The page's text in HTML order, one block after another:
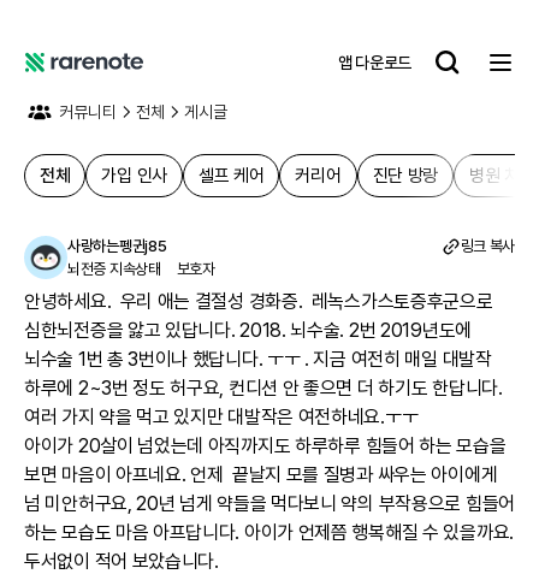
어
트
앱 다운로드
커뮤니티 전체 게시글
전체 가입 인사 셀프 케어 커리어 진단 방랑 병원 치료
사랑하는펭귄j85
뇌전증 지속상태
보호자
링크 복사
안녕하세요.  우리 애는 결절성 경화증.  레녹스가스토증후군으로
심한뇌전증을 앓고 있답니다. 2018. 뇌수술. 2번 2019년도에
뇌수술 1번 총 3번이나 했답니다. ㅜㅜ . 지금 여전히 매일 대발작
하루에 2~3번 정도 허구요, 컨디션 안 좋으면 더 하기도 한답니다.
여러 가지 약을 먹고 있지만 대발작은 여전하네요.ㅜㅜ
아이가 20살이 넘었는데 아직까지도 하루하루 힘들어 하는 모습을
보면 마음이 아프네요. 언제  끝날지 모를 질병과 싸우는 아이에게
넘 미안허구요, 20년 넘게 약들을 먹다보니 약의 부작용으로 힘들어
하는 모습도 마음 아프답니다. 아이가 언제쯤 행복해질 수 있을까요.
두서없이 적어 보았습니다.